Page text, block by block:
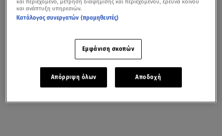
και ανάπτυξη υπηρεσιών.
Κατάλογος συνεργατών (προμηθευτές)
Εμφάνιση σκοπών
Απόρριψη όλων Αποδοχή